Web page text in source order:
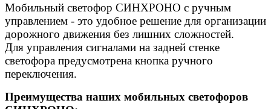
Мобильный светофор СИНХРОНО с ручным
управлением - это удобное решение для организации
дорожного движения без лишних сложностей.
Для управления сигналами на задней стенке
светофора предусмотрена кнопка ручного
переключения.
Преимущества наших мобильных светофоров